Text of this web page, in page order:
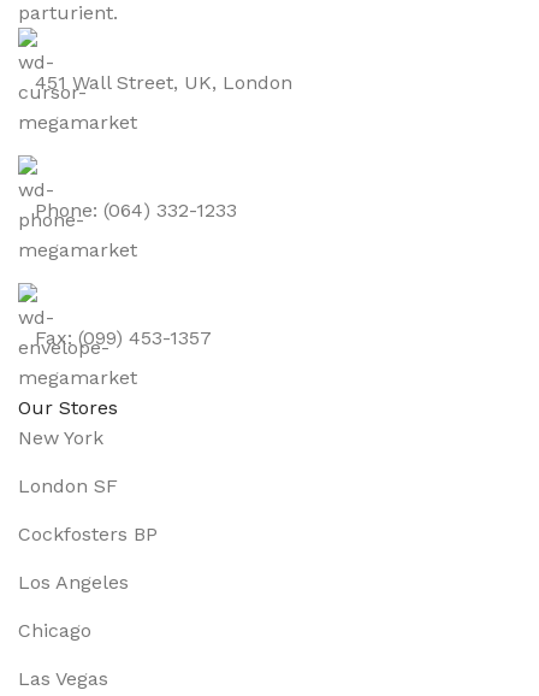
parturient.
451 Wall Street, UK, London
Phone: (064) 332-1233
Fax: (099) 453-1357
Our Stores
New York
London SF
Cockfosters BP
Los Angeles
Chicago
Las Vegas